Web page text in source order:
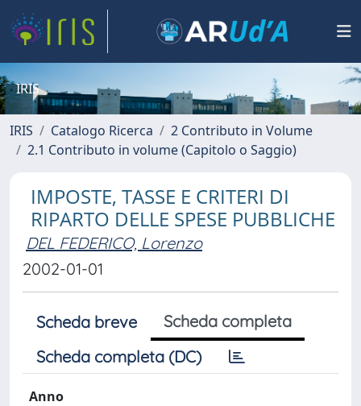
IRIS
IRIS Catalogo Ricerca
2 Contributo in Volume
2.1 Contributo in volume (Capitolo o Saggio)
IMPOSTE, TASSE E CRITERI DI
RIPARTO DELLE SPESE PUBBLICHE
DEL FEDERICO, Lorenzo
2002-01-01
Scheda breve
Scheda completa
Scheda completa (DC)
Anno